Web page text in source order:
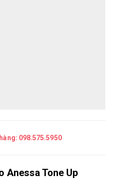
098.575.5950
Anessa Tone Up